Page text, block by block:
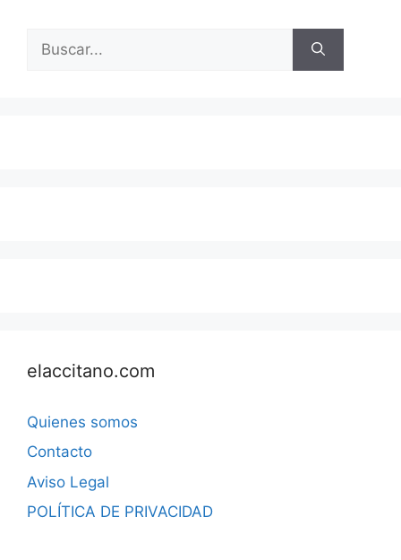
elaccitano.com
Quienes somos
Contacto
Aviso Legal
POLÍTICA DE PRIVACIDAD